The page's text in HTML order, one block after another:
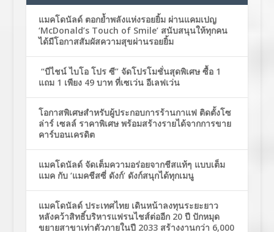
แมคโดนัลด์ ตอกย้ำพลังแห่งรอยยิ้ม ผ่านแคมเปญ
‘McDonald’s Touch of Smile’ สนับสนุนให้ทุกคน
ได้มีโอกาสสัมผัสความสุขผ่านรอยยิ้ม
“บีไชน์ ไบโอ โปร ซี” จัดโปรโมชั่นสุดพิเศษ ซื้อ 1
แถม 1 เพียง 49 บาท ที่เซเว่น อีเลฟเว่น
โอกาสพิเศษสำหรับผู้ประกอบการร้านกาแฟ ติดตั้งโซ
ล่าร์ เซลล์ ราคาพิเศษ พร้อมสร้างรายได้จากการขาย
คาร์บอนเครดิต
แมคโดนัลด์ จัดเต็มความอร่อยจากชีสแท้ๆ แบบเต็ม
แมค กับ ‘แมคชีสซี่ ดังก์’ ดังก์สนุกได้ทุกเมนู
แมคโดนัลด์ ประเทศไทย เดินหน้าลงทุนระยะยาว
หลังคว้าสิทธิ์บริหารแฟรนไชส์ต่ออีก 20 ปี ปักหมุด
ขยายสาขาเท่าตัวภายในปี 2033 สร้างงานกว่า 6,000